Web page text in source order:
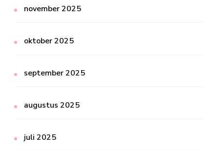
november 2025
oktober 2025
september 2025
augustus 2025
juli 2025